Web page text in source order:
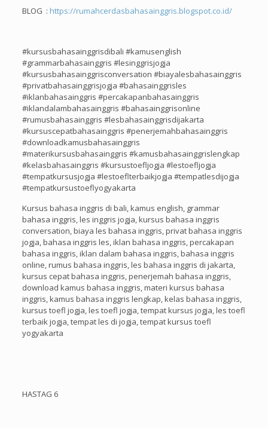
BLOG : https://rumahcerdasbahasainggris.blogspot.co.id/
#kursusbahasainggrisdibali #kamusenglish
#grammarbahasainggris #lesinggrisjogja
#kursusbahasainggrisconversation #biayalesbahasainggris
#privatbahasainggrisjogja #bahasainggrisles
#iklanbahasainggris #percakapanbahasainggris
#iklandalambahasainggris #bahasainggrisonline
#rumusbahasainggris #lesbahasainggrisdijakarta
#kursuscepatbahasainggris #penerjemahbahasainggris
#downloadkamusbahasainggris
#materikursusbahasainggris #kamusbahasainggrislengkap
#kelasbahasainggris #kursustoefljogja #lestoefljogja
#tempatkursusjogja #lestoeflterbaikjogja #tempatlesdijogja
#tempatkursustoeflyogyakarta
Kursus bahasa inggris di bali, kamus english, grammar
bahasa inggris, les inggris jogja, kursus bahasa inggris
conversation, biaya les bahasa inggris, privat bahasa inggris
jogja, bahasa inggris les, iklan bahasa inggris, percakapan
bahasa inggris, iklan dalam bahasa inggris, bahasa inggris
online, rumus bahasa inggris, les bahasa inggris di jakarta,
kursus cepat bahasa inggris, penerjemah bahasa inggris,
download kamus bahasa inggris, materi kursus bahasa
inggris, kamus bahasa inggris lengkap, kelas bahasa inggris,
kursus toefl jogja, les toefl jogja, tempat kursus jogja, les toefl
terbaik jogja, tempat les di jogja, tempat kursus toefl
yogyakarta
HASTAG 6